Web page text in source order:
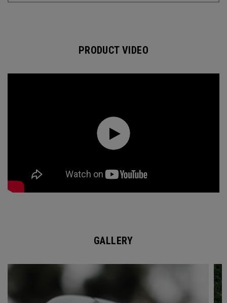
PRODUCT VIDEO
GALLERY